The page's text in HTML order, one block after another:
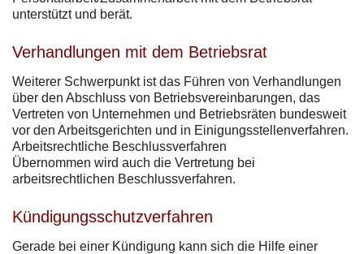
unterstützt und berät.
Verhandlungen mit dem Betriebsrat
Weiterer Schwerpunkt ist das Führen von Verhandlungen
über den Abschluss von Betriebsvereinbarungen, das
Vertreten von Unternehmen und Betriebsräten bundesweit
vor den Arbeitsgerichten und in Einigungsstellenverfahren.
Arbeitsrechtliche Beschlussverfahren
Übernommen wird auch die Vertretung bei
arbeitsrechtlichen Beschlussverfahren.
Kündigungsschutzverfahren
Gerade bei einer Kündigung kann sich die Hilfe einer